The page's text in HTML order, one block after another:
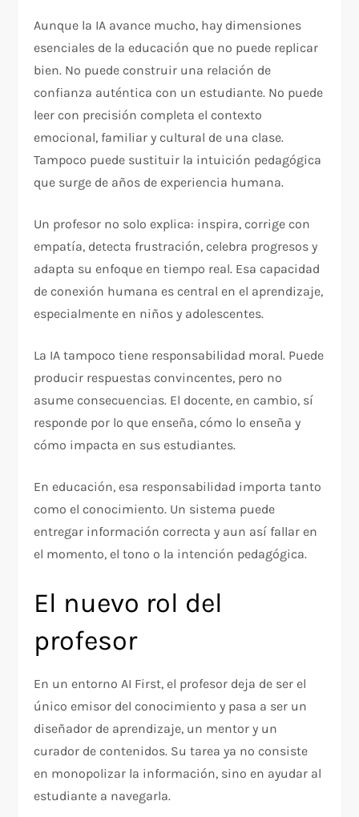
Aunque la IA avance mucho, hay dimensiones
esenciales de la educación que no puede replicar
bien. No puede construir una relación de
confianza auténtica con un estudiante. No puede
leer con precisión completa el contexto
emocional, familiar y cultural de una clase.
Tampoco puede sustituir la intuición pedagógica
que surge de años de experiencia humana.
Un profesor no solo explica: inspira, corrige con
empatía, detecta frustración, celebra progresos y
adapta su enfoque en tiempo real. Esa capacidad
de conexión humana es central en el aprendizaje,
especialmente en niños y adolescentes.
La IA tampoco tiene responsabilidad moral. Puede
producir respuestas convincentes, pero no
asume consecuencias. El docente, en cambio, sí
responde por lo que enseña, cómo lo enseña y
cómo impacta en sus estudiantes.
En educación, esa responsabilidad importa tanto
como el conocimiento. Un sistema puede
entregar información correcta y aun así fallar en
el momento, el tono o la intención pedagógica.
El nuevo rol del
profesor
En un entorno AI First, el profesor deja de ser el
único emisor del conocimiento y pasa a ser un
diseñador de aprendizaje, un mentor y un
curador de contenidos. Su tarea ya no consiste
en monopolizar la información, sino en ayudar al
estudiante a navegarla.